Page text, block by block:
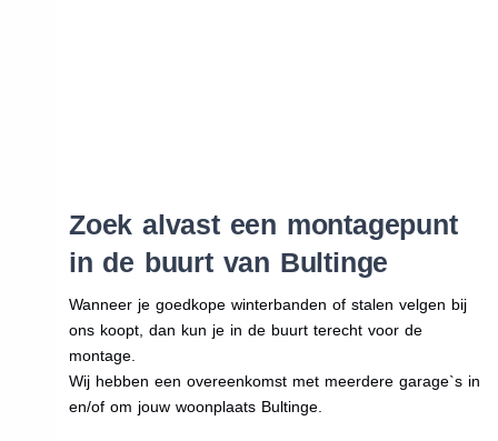
Zoek alvast een montagepunt
in de buurt van Bultinge
Wanneer je goedkope winterbanden of stalen velgen bij
ons koopt, dan kun je in de buurt terecht voor de
montage.
Wij hebben een overeenkomst met meerdere garage`s in
en/of om jouw woonplaats Bultinge.